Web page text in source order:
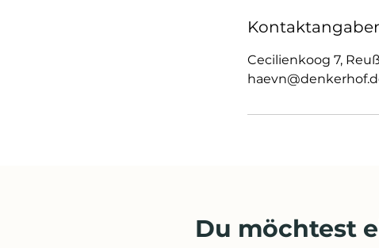
Cecilienkoog 7,
Du möchtest